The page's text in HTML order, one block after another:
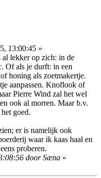
13:00:45 »
al lekker op zich: in de
Of als je durft: in een
honing als zoetmakertje.
aanpassen. Knoflook of
Pierre Wind zal het wel
ook al morren. Maar b.v.
goed.
er is namelijk ook
waar ik kaas haal en
proberen.
door Sæna »